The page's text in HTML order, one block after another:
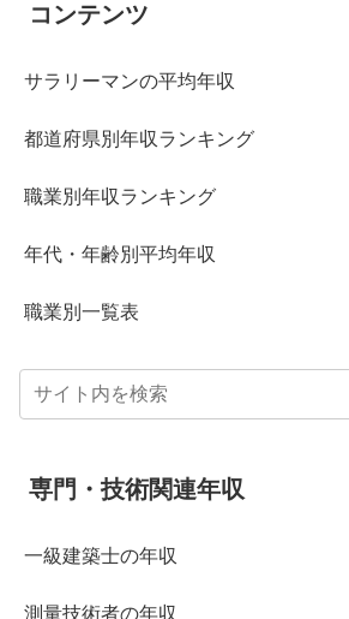
コンテンツ
サラリーマンの平均年収
都道府県別年収ランキング
職業別年収ランキング
年代・年齢別平均年収
職業別一覧表
専門・技術関連年収
一級建築士の年収
測量技術者の年収